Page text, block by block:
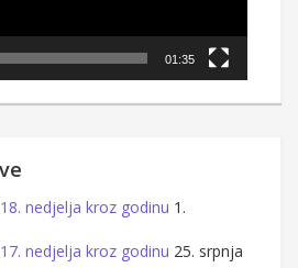
01:35
nedjelja kroz godinu 1.
nedjelja kroz godinu 25. srpnja